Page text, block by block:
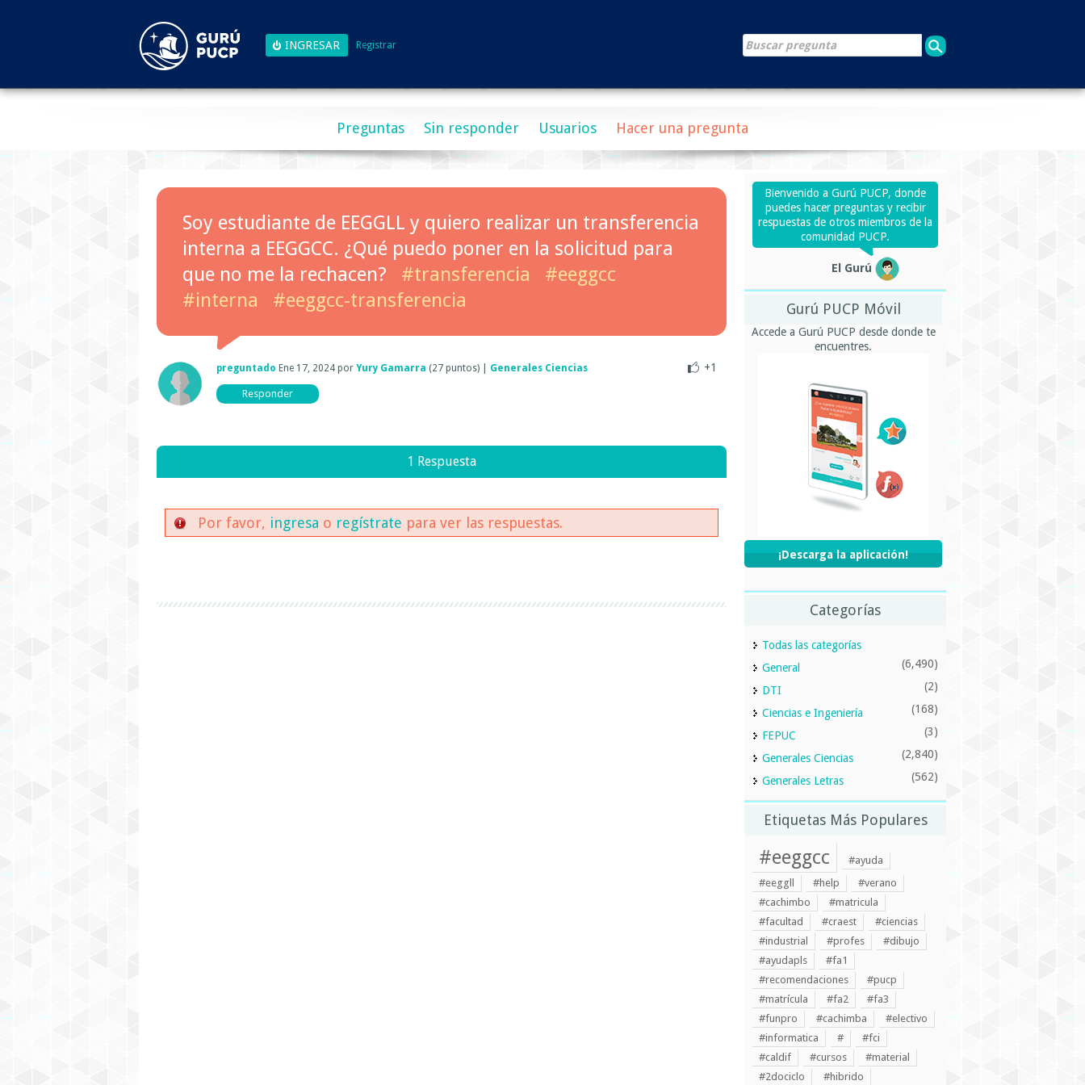
Registrar
Preguntas Sin responder Usuarios Hacer una pregunta
Soy estudiante de EEGGLL y quiero realizar un transferencia
interna a EEGGCC. ¿Qué puedo poner en la solicitud para
que no me la rechacen?
#transferencia
#eeggcc
#interna
#eeggcc-transferencia
+1
preguntado Ene 17, 2024 por Yury Gamarra (27 puntos) Generales Ciencias
1 Respuesta
Por favor, ingresa o regístrate para ver las respuestas.
Bienvenido a Gurú PUCP, donde
puedes hacer preguntas y recibir
respuestas de otros miembros de la
comunidad PUCP.
El Gurú
Gurú PUCP Móvil
Accede a Gurú PUCP desde donde te
encuentres.
¡Descarga la aplicación!
Categorías
Todas las categorías
General
(6,490)
DTI (2)
Ciencias e Ingeniería (168)
FEPUC (3)
Generales Ciencias (2,840)
Generales Letras (562)
Etiquetas Más Populares
#eeggcc
#ayuda
#eeggll
#help
#verano
#cachimbo
#matricula
#facultad
#craest
#ciencias
#industrial
#profes
#dibujo
#ayudapls
#fa1
#recomendaciones
#pucp
#matrícula
#fa2
#fa3
#funpro
#cachimba
#electivo
#informatica
#
#fci
#caldif
#cursos
#material
#2dociclo
#hibrido